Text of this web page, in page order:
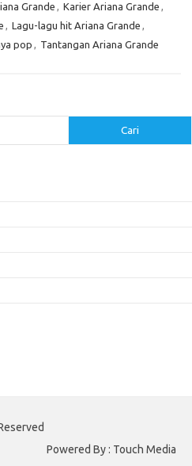
Grande , Karier Ariana Grande ,
, Lagu-lagu hit Ariana Grande ,
pop , Tantangan Ariana Grande
Cari
Powered By : Touch Media